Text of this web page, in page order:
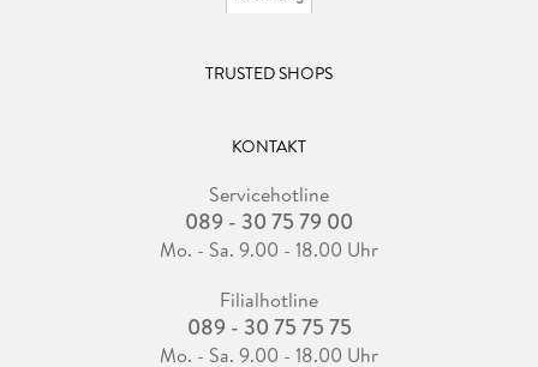
TRUSTED SHOPS
KONTAKT
Servicehotline
089 - 30 75 79 00
Mo. - Sa. 9.00 - 18.00 Uhr
Filialhotline
089 - 30 75 75 75
Mo. - Sa. 9.00 - 18.00 Uhr